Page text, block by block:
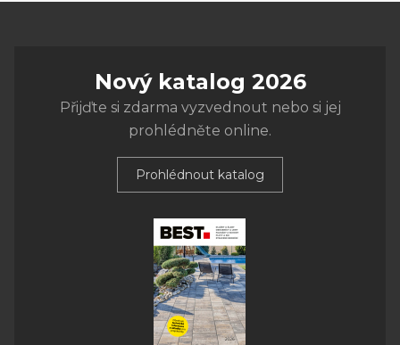
Nový katalog 2026
Přijďte si zdarma vyzvednout nebo si jej
prohlédněte online.
Prohlédnout katalog